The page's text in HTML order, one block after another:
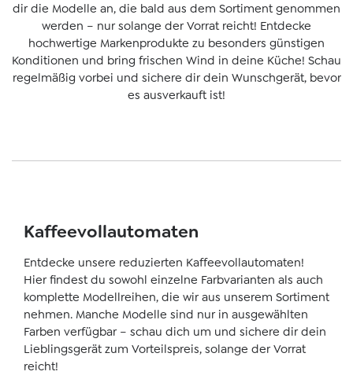
dir die Modelle an, die bald aus dem Sortiment genommen
werden – nur solange der Vorrat reicht! Entdecke
hochwertige Markenprodukte zu besonders günstigen
Konditionen und bring frischen Wind in deine Küche! Schau
regelmäßig vorbei und sichere dir dein Wunschgerät, bevor
es ausverkauft ist!
Kaffeevollautomaten
Entdecke unsere reduzierten Kaffeevollautomaten!
Hier findest du sowohl einzelne Farbvarianten als auch
komplette Modellreihen, die wir aus unserem Sortiment
nehmen. Manche Modelle sind nur in ausgewählten
Farben verfügbar – schau dich um und sichere dir dein
Lieblingsgerät zum Vorteilspreis, solange der Vorrat
reicht!